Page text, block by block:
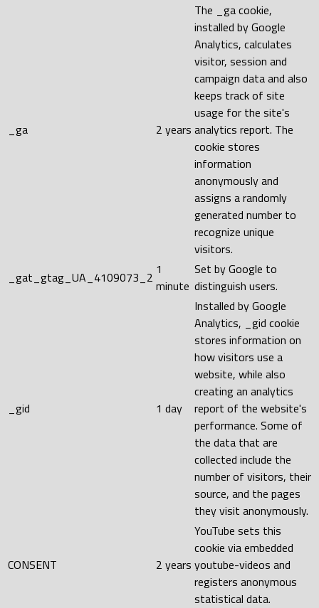
_ga 2 years
The _ga cookie,
installed by Google
Analytics, calculates
visitor, session and
campaign data and also
keeps track of site
usage for the site's
analytics report. The
cookie stores
information
anonymously and
assigns a randomly
generated number to
recognize unique
visitors.
_gat_gtag_UA_4109073_2 1
minute
Set by Google to
distinguish users.
_gid 1 day
Installed by Google
Analytics, _gid cookie
stores information on
how visitors use a
website, while also
creating an analytics
report of the website's
performance. Some of
the data that are
collected include the
number of visitors, their
source, and the pages
they visit anonymously.
CONSENT 2 years
YouTube sets this
cookie via embedded
youtube-videos and
registers anonymous
statistical data.